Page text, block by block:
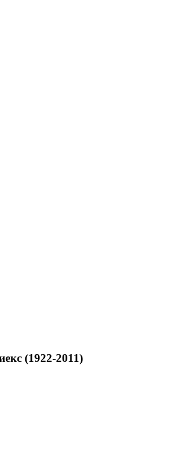
(1922-2011)